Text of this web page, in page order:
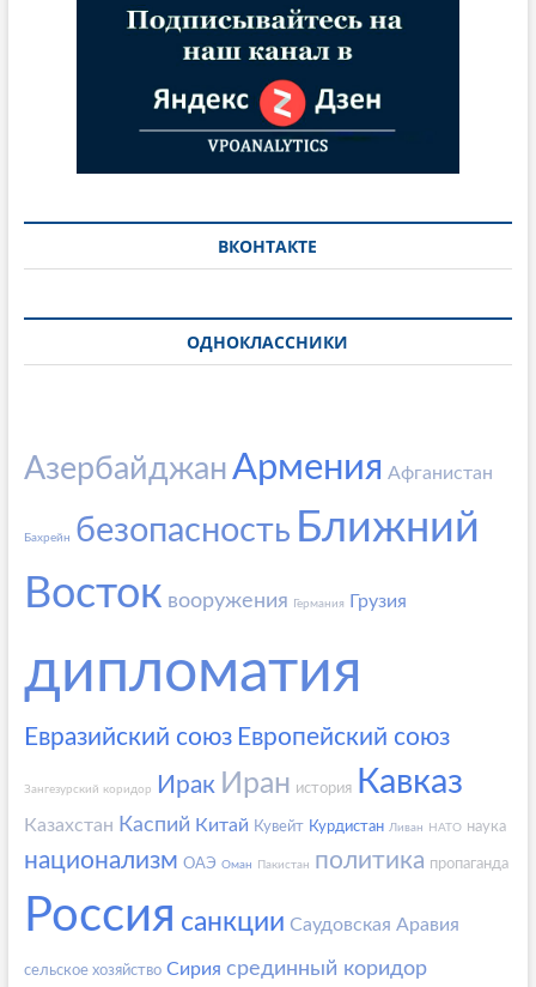
ВКОНТАКТЕ
ОДНОКЛАССНИКИ
АзербайджанАрмения Афганистан
Бахрейн безопасность Ближний
Восток вооружения Германия Грузия
дипломатия
Евразийский союз Европейский союз
Зангезурский коридор Ирак Иран история Кавказ
Казахстан Каспий Китай Кувейт Курдистан Ливан НАТО наука
национализм ОАЭ Оман Пакистан политика пропаганда
Россия санкции Саудовская Аравия
сельское хозяйство Сирия срединный коридор